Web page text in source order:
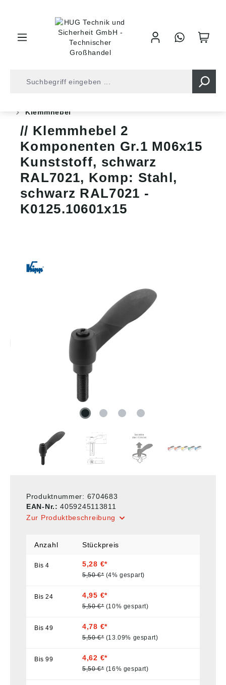
Klemmhebel
Klemmhebel 2
Komponenten Gr.1 M06x15
Kunststoff, schwarz
RAL7021, Komp: Stahl,
schwarz RAL7021 -
K0125.10601x15
Produktnummer: 6704683
EAN-Nr.:4059245113811
Zur Produktbeschreibung
Anzahl Stückpreis
Bis4 5,28 €*
5,50 €* (4% gespart)
Bis24 4,95 €*
5,50 €* (10% gespart)
Bis49 4,78 €*
5,50 €* (13.09% gespart)
Bis99 4,62 €*
5,50 €* (16% gespart)